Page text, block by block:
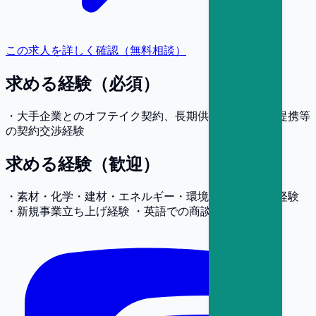
この求人を詳しく確認（無料相談）
求める経験（必須）
・大手企業とのオフテイク契約、長期供給契約、業務提携等
の契約交渉経験
求める経験（歓迎）
・素材・化学・建材・エネルギー・環境領域での営業経験
・新規事業立ち上げ経験 ・英語での商談経験